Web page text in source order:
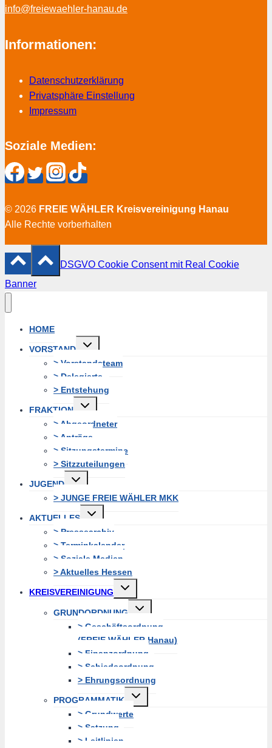
info@freiewaehler-hanau.de
Informationen:
Datenschutzerklärung
Privatsphäre Einstellung
Impressum
Soziale Medien:
© 2026 FREIE WÄHLER Kreisvereinigung Hanau
Alle Rechte vorberhalten
DSGVO Cookie Consent mit Real Cookie
Banner
HOME
VORSTAND
Untermenü
erweitern
> Vorstandsteam
> Delegierte
> Entstehung
FRAKTION
Untermenü
erweitern
> Abgeordneter
> Anträge
> Sitzungstermine
> Sitzzuteilungen
JUGEND
Untermenü
erweitern
> JUNGE FREIE WÄHLER MKK
AKTUELLES
Untermenü
erweitern
> Pressearchiv
> Terminkalender
> Soziale Medien
> Aktuelles Hessen
KREISVEREINIGUNG
Untermenü
erweitern
GRUNDORDNUNG
Untermenü
erweitern
> Geschäftsordnung
(FREIE WÄHLER Hanau)
> Finanzordnung
> Schiedsordnung
> Ehrungsordnung
PROGRAMMATIK
Untermenü
erweitern
> Grundwerte
> Satzung
> Leitlinien